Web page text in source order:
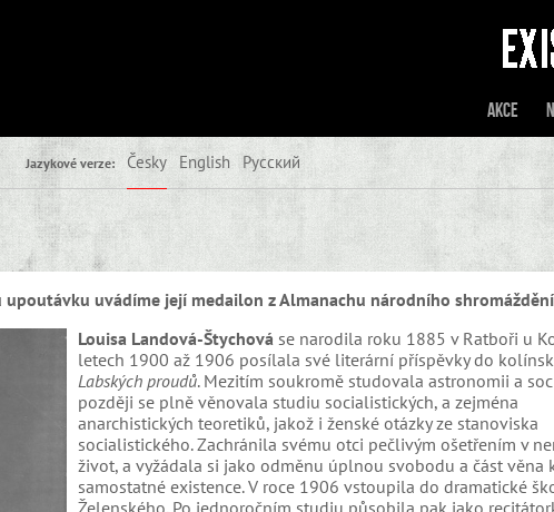
Akce
Jazykové verze: Česky English Русский
upoutávku uvádíme její medailon z Almanachu národního
Louisa Landová-Štychová se narodila roku 1885 v Ratboři u
letech 1900 až 1906 posílala své literární příspěvky do
Labských proudů. Mezitím soukromě studovala astronomii a
později se plně věnovala studiu socialistických, a zejména
anarchistických teoretiků, jakož i ženské otázky ze stanoviska
socialistického. Zachránila svému otci pečlivým ošetřením v
život, a vyžádala si jako odměnu úplnou svobodu a část věna
samostatné existence. V roce 1906 vstoupila do dramatické
Želenského. Po jednoročním studiu působila pak jako